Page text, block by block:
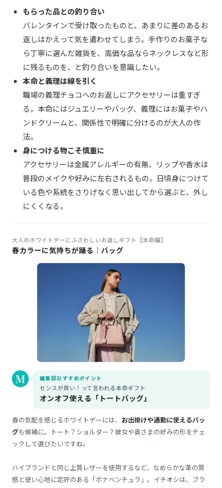
BRUNO／ブルーノ
超音波アロマ加湿器POT MIST グレージュ
もらった品との釣り合い
バレンタインで受け取ったものと、あまりに差のあるお
返しはかえって気を遣わせてしまう。手作りのお菓子な
ら丁寧に選んだ雑貨を、高価な品ならネックレスなど形
に残るものを、と釣り合いを意識したい。
本命と義理は線を引く
職場の義理チョコへのお返しにアクセサリーは重すぎ
る。本命にはジュエリーやバッグ、義理にはお菓子やハ
ンドクリームと、関係性で明確に分けるのが大人の作
法。
身につける物こそ慎重に
アクセサリーは金属アレルギーの有無、リップや香水は
普段のメイクや好みに左右されるもの。日頃身につけて
いる色や系統をさりげなく思い出してから選ぶと、外し
にくくなる。
大人のホワイトデーにふさわしいお返しギフト【本命編】
春カラーに気持ちが踊る｜バッグ
編集部おすすめポイント
センスが良い！って言われる本命ギフト
オンオフ使える「トートバッグ」
春の気配を感じるホワイトデーには、 お出掛けや通勤に使えるバッ
グも候補に。トート？ショルダー？彼女や奥さまの好みの形をチェ
ックして選びたいですね。
ハイブランドと同じ上質レザーを使用するなど、なめらかな革の質
感と使い心地に定評のある「ボナベンチュラ」。イチオシは、ブラ